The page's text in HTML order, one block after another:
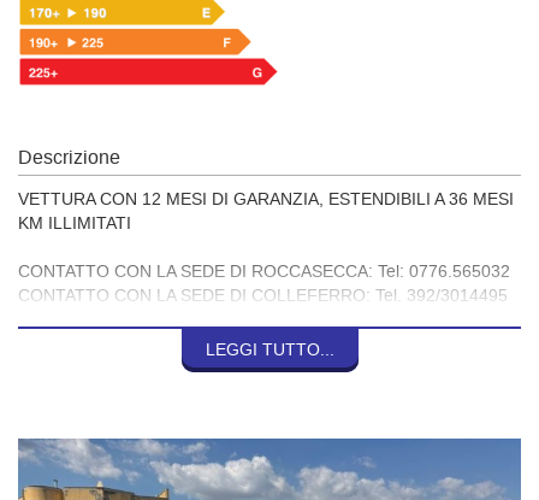
Descrizione
VETTURA CON 12 MESI DI GARANZIA, ESTENDIBILI A 36 MESI
KM ILLIMITATI
CONTATTO CON LA SEDE DI ROCCASECCA: Tel: 0776.565032
CONTATTO CON LA SEDE DI COLLEFERRO: Tel. 392/3014495
INDIRIZZO MAIL : INFO@RICCICAR.IT
KM CERTIFICATI
LEGGI TUTTO...